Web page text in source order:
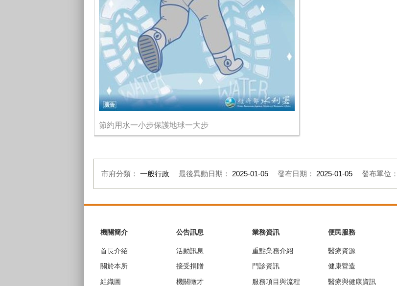
節約用水一小步保護地球一大步
市府分類： 一般行政 最後異動日期： 2025-01-05 發布日期： 2025-01-05 發布單位：
機關簡介
首長介紹
關於本所
組織圖
公告訊息
活動訊息
接受捐贈
機關徵才
業務資訊
重點業務介紹
門診資訊
服務項目與流程
便民服務
醫療資源
健康營造
醫療與健康資訊